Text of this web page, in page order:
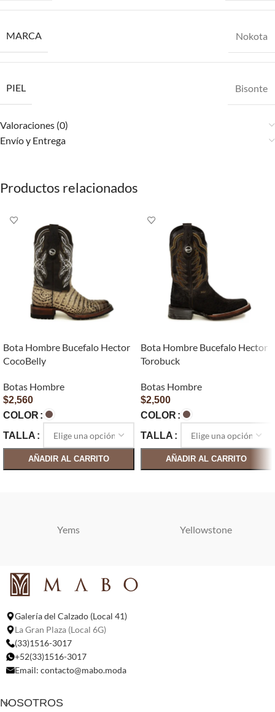
MARCA Nokota
PIEL Bisonte
Valoraciones (0)
Envío y Entrega
Productos relacionados
Bota Hombre Bucefalo Hector
CocoBelly
Botas Hombre
$2,560
COLOR
TALLA
AÑADIR AL CARRITO
Bota Hombre Bucefalo Hector
Torobuck
Botas Hombre
$2,500
COLOR
TALLA
AÑADIR AL CARRITO
Yems Yellowstone
Galería del Calzado (Local 41)
La Gran Plaza (Local 6G)
(33)1516-3017
+52(33)1516-3017
Email: contacto@mabo.moda
NOSOTROS